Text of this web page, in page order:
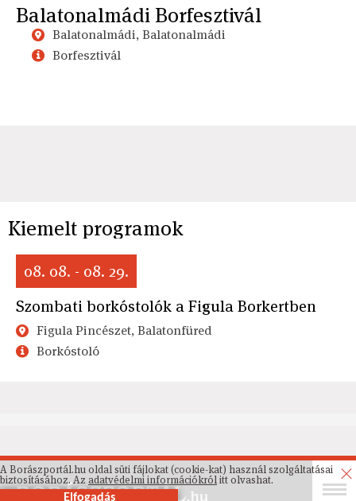
Balatonalmádi Borfesztivál
Balatonalmádi, Balatonalmádi
Borfesztivál
Kiemelt programok
08. 08. - 08. 29.
Szombati borkóstolók a Figula Borkertben
Figula Pincészet, Balatonfüred
Borkóstoló
A Borászportál.hu oldal süti fájlokat (cookie-kat) használ szolgáltatásai
biztosításához. Az adatvédelmi információkrólitt olvashat.
Elfogadás